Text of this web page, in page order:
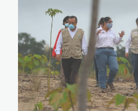
Madre de
Vizcarra-